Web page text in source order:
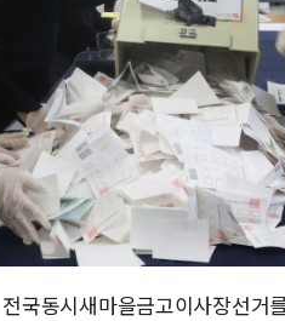
국동시새마을금고이사장선거